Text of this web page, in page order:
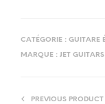
CATÉGORIE : GUITARE
MARQUE : JET GUITARS
PREVIOUS PRODUCT